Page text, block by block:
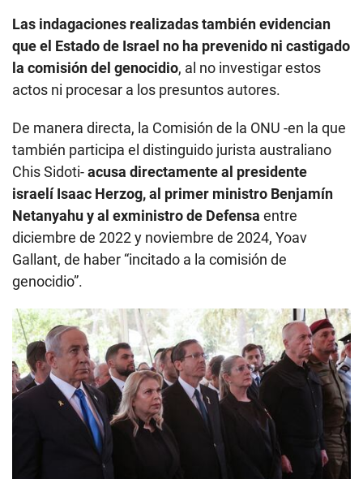
Las indagaciones realizadas también evidencian
que el Estado de Israel no ha prevenido ni castigado
la comisión del genocidio, al no investigar estos
actos ni procesar a los presuntos autores.
De manera directa, la Comisión de la ONU -en la que
también participa el distinguido jurista australiano
Chis Sidoti-acusa directamente al presidente
israelí Isaac Herzog, al primer ministro Benjamín
Netanyahu y al exministro de Defensa entre
diciembre de 2022 y noviembre de 2024, Yoav
Gallant, de haber “incitado a la comisión de
genocidio”.